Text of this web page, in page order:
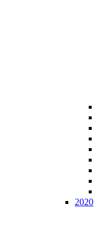
2020